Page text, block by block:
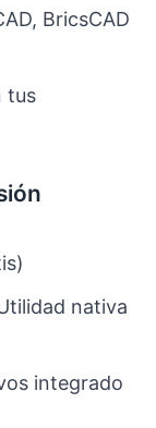
BricsCAD
tus
nativa
integrado